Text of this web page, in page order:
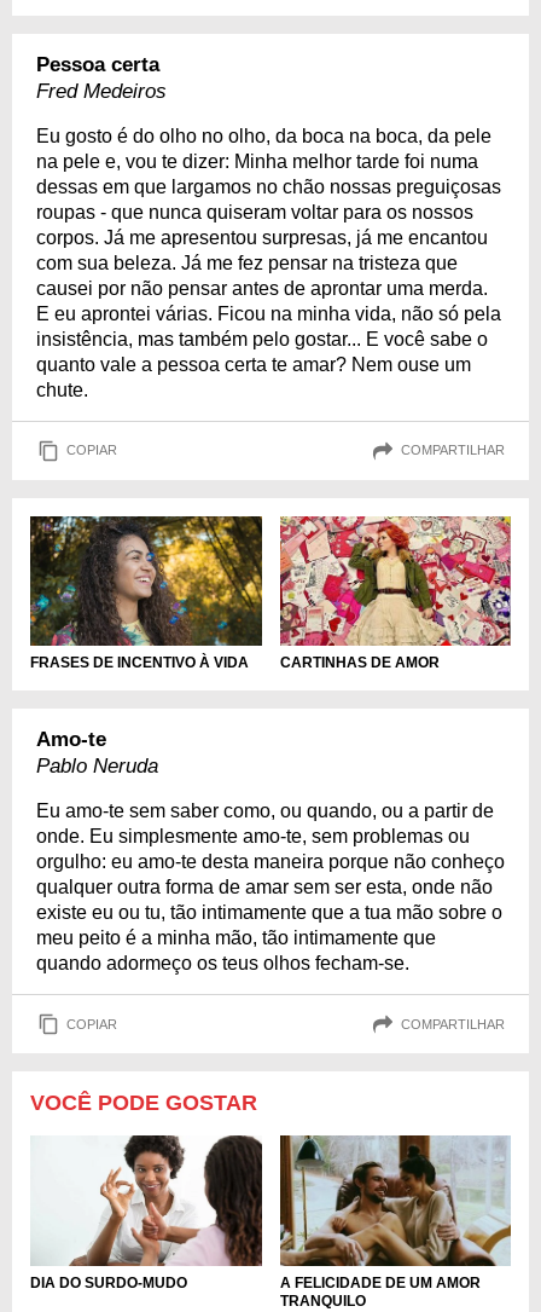
Pessoa certa
Fred Medeiros
Eu gosto é do olho no olho, da boca na boca, da pele
na pele e, vou te dizer: Minha melhor tarde foi numa
dessas em que largamos no chão nossas preguiçosas
roupas - que nunca quiseram voltar para os nossos
corpos. Já me apresentou surpresas, já me encantou
com sua beleza. Já me fez pensar na tristeza que
causei por não pensar antes de aprontar uma merda.
E eu aprontei várias. Ficou na minha vida, não só pela
insistência, mas também pelo gostar... E você sabe o
quanto vale a pessoa certa te amar? Nem ouse um
chute.
COPIAR COMPARTILHAR
FRASES DE INCENTIVO À VIDA CARTINHAS DE AMOR
Amo-te
Pablo Neruda
Eu amo-te sem saber como, ou quando, ou a partir de
onde. Eu simplesmente amo-te, sem problemas ou
orgulho: eu amo-te desta maneira porque não conheço
qualquer outra forma de amar sem ser esta, onde não
existe eu ou tu, tão intimamente que a tua mão sobre o
meu peito é a minha mão, tão intimamente que
quando adormeço os teus olhos fecham-se.
COPIAR COMPARTILHAR
VOCÊ PODE GOSTAR
DIA DO SURDO-MUDO
A FELICIDADE DE UM AMOR
TRANQUILO